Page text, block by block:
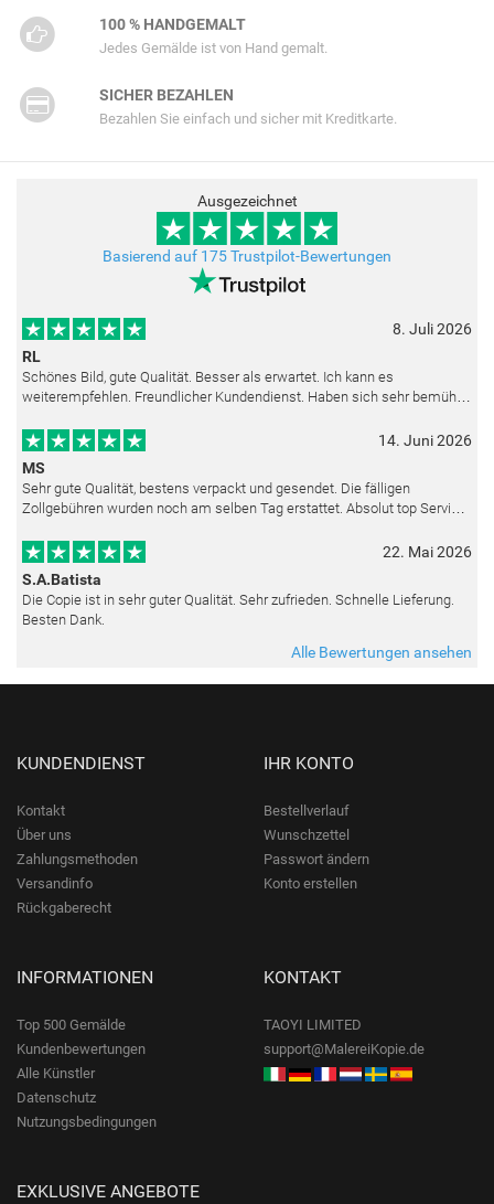
100 % HANDGEMALT
Jedes Gemälde ist von Hand gemalt.
SICHER BEZAHLEN
Bezahlen Sie einfach und sicher mit Kreditkarte.
Ausgezeichnet
Basierend auf 175 Trustpilot-Bewertungen
8. Juli 2026
RL
Schönes Bild, gute Qualität. Besser als erwartet. Ich kann es
weiterempfehlen. Freundlicher Kundendienst. Haben sich sehr bemüht
14. Juni 2026
MS
Sehr gute Qualität, bestens verpackt und gesendet. Die fälligen
Zollgebühren wurden noch am selben Tag erstattet. Absolut top Service
22. Mai 2026
S.A.Batista
Die Copie ist in sehr guter Qualität. Sehr zufrieden. Schnelle Lieferung.
Besten Dank.
Alle Bewertungen ansehen
KUNDENDIENST
Kontakt
Über uns
Zahlungsmethoden
Versandinfo
Rückgaberecht
IHR KONTO
Bestellverlauf
Wunschzettel
Passwort ändern
Konto erstellen
INFORMATIONEN
Top 500 Gemälde
Kundenbewertungen
Alle Künstler
Datenschutz
Nutzungsbedingungen
KONTAKT
TAOYI LIMITED
support@MalereiKopie.de
EXKLUSIVE ANGEBOTE